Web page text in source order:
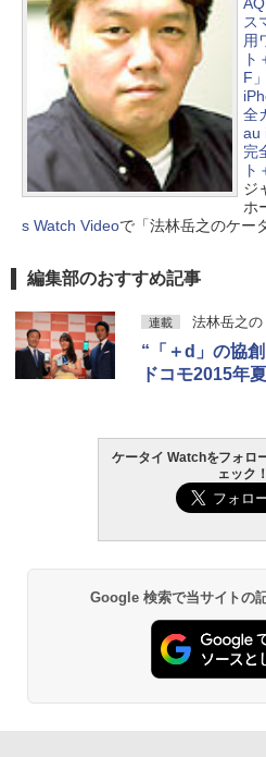
ス
用
F」
全
au
完
ト
ジ
ホ
s Watch Videoで「法林岳之のケー
編集部のおすすめ記事
連載 法林岳之の
“「＋d」の協
ドコモ2015年
ケータイ Watchをフォロ
ェック！
Google 検索で当サイトの